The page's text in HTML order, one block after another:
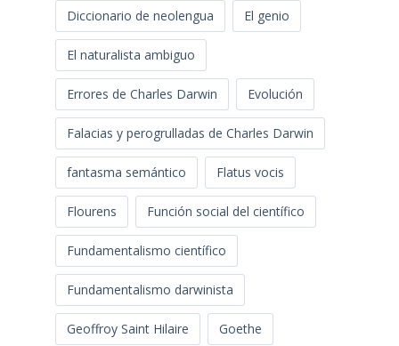
Diccionario de neolengua El genio
El naturalista ambiguo
Errores de Charles Darwin Evolución
Falacias y perogrulladas de Charles Darwin
fantasma semántico Flatus vocis
Flourens Función social del científico
Fundamentalismo científico
Fundamentalismo darwinista
Geoffroy Saint Hilaire Goethe